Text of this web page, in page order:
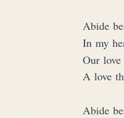
Abide
In my
Our love
A love
Abide